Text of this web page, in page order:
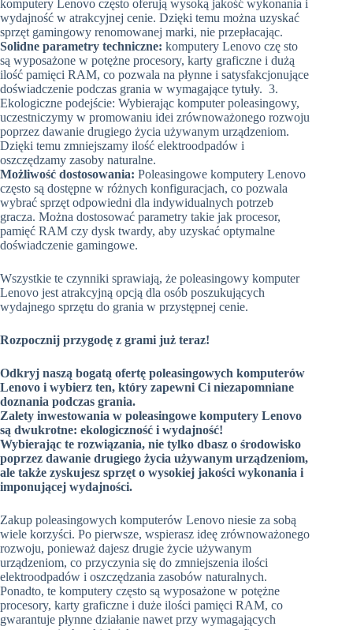
komputery Lenovo często oferują wysoką jakość wykonania i
wydajność w atrakcyjnej cenie. Dzięki temu można uzyskać
sprzęt gamingowy renomowanej marki, nie przepłacając.
Solidne parametry techniczne: komputery Lenovo czę sto
są wyposażone w potężne procesory, karty graficzne i dużą
ilość pamięci RAM, co pozwala na płynne i satysfakcjonujące
doświadczenie podczas grania w wymagające tytuły. 3.
Ekologiczne podejście: Wybierając komputer poleasingowy,
uczestniczymy w promowaniu idei zrównoważonego rozwoju
poprzez dawanie drugiego życia używanym urządzeniom.
Dzięki temu zmniejszamy ilość elektroodpadów i
oszczędzamy zasoby naturalne.
Możliwość dostosowania: Poleasingowe komputery Lenovo
często są dostępne w różnych konfiguracjach, co pozwala
wybrać sprzęt odpowiedni dla indywidualnych potrzeb
gracza. Można dostosować parametry takie jak procesor,
pamięć RAM czy dysk twardy, aby uzyskać optymalne
doświadczenie gamingowe.
Wszystkie te czynniki sprawiają, że poleasingowy komputer
Lenovo jest atrakcyjną opcją dla osób poszukujących
wydajnego sprzętu do grania w przystępnej cenie.
Rozpocznij przygodę z grami już teraz!
Odkryj naszą bogatą ofertę poleasingowych komputerów
Lenovo i wybierz ten, który zapewni Ci niezapomniane
doznania podczas grania.
Zalety inwestowania w poleasingowe komputery Lenovo
są dwukrotne: ekologiczność i wydajność!
Wybierając te rozwiązania, nie tylko dbasz o środowisko
poprzez dawanie drugiego życia używanym urządzeniom,
ale także zyskujesz sprzęt o wysokiej jakości wykonania i
imponującej wydajności.
Zakup poleasingowych komputerów Lenovo niesie za sobą
wiele korzyści. Po pierwsze, wspierasz ideę zrównoważonego
rozwoju, ponieważ dajesz drugie życie używanym
urządzeniom, co przyczynia się do zmniejszenia ilości
elektroodpadów i oszczędzania zasobów naturalnych.
Ponadto, te komputery często są wyposażone w potężne
procesory, karty graficzne i duże ilości pamięci RAM, co
gwarantuje płynne działanie nawet przy wymagających